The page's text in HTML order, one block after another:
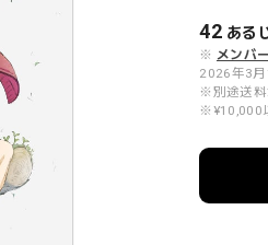
42 ある
※ メンバ
2026年3
※別途送料
※¥10,000